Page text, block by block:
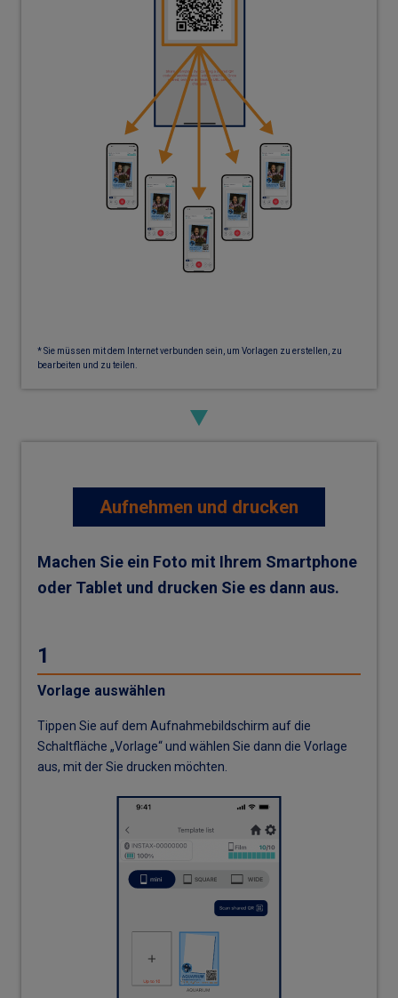
* Sie müssen mit dem Internet verbunden sein, um Vorlagen zu erstellen, zu
bearbeiten und zu teilen.
Aufnehmen und drucken
Machen Sie ein Foto mit Ihrem Smartphone
oder Tablet und drucken Sie es dann aus.
1
Vorlage auswählen
Tippen Sie auf dem Aufnahmebildschirm auf die
Schaltfläche „Vorlage“ und wählen Sie dann die Vorlage
aus, mit der Sie drucken möchten.